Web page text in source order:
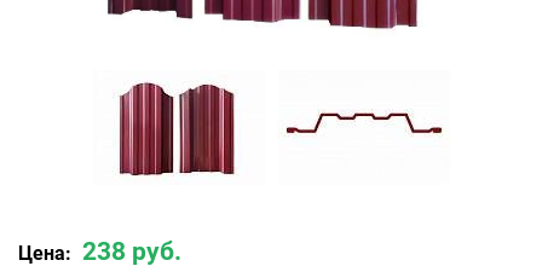
Цена: 238 руб.